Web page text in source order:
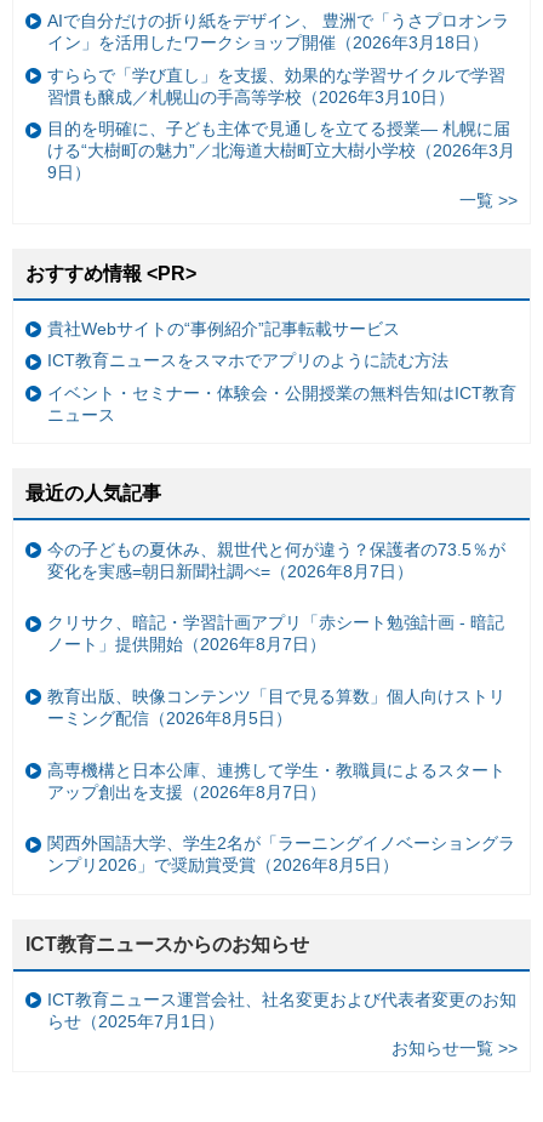
AIで自分だけの折り紙をデザイン、 豊洲で「うさプロオンラ
イン」を活用したワークショップ開催（2026年3月18日）
すららで「学び直し」を支援、効果的な学習サイクルで学習
習慣も醸成／札幌山の手高等学校（2026年3月10日）
目的を明確に、子ども主体で見通しを立てる授業— 札幌に届
ける“大樹町の魅力”／北海道大樹町立大樹小学校（2026年3月
9日）
一覧 >>
おすすめ情報 <PR>
貴社Webサイトの“事例紹介”記事転載サービス
ICT教育ニュースをスマホでアプリのように読む方法
イベント・セミナー・体験会・公開授業の無料告知はICT教育
ニュース
最近の人気記事
今の子どもの夏休み、親世代と何が違う？保護者の73.5％が
変化を実感=朝日新聞社調べ=（2026年8月7日）
クリサク、暗記・学習計画アプリ「赤シート勉強計画 - 暗記
ノート」提供開始（2026年8月7日）
教育出版、映像コンテンツ「目で見る算数」個人向けストリ
ーミング配信（2026年8月5日）
高専機構と日本公庫、連携して学生・教職員によるスタート
アップ創出を支援（2026年8月7日）
関西外国語大学、学生2名が「ラーニングイノベーショングラ
ンプリ2026」で奨励賞受賞（2026年8月5日）
ICT教育ニュースからのお知らせ
ICT教育ニュース運営会社、社名変更および代表者変更のお知
らせ（2025年7月1日）
お知らせ一覧 >>